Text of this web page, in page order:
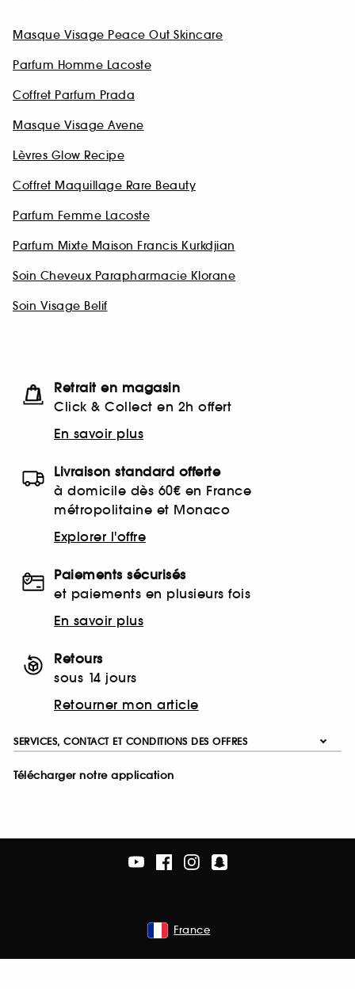
Masque Visage Peace Out Skincare
Parfum Homme Lacoste
Coffret Parfum Prada
Masque Visage Avene
Lèvres Glow Recipe
Coffret Maquillage Rare Beauty
Parfum Femme Lacoste
Parfum Mixte Maison Francis Kurkdjian
Soin Cheveux Parapharmacie Klorane
Soin Visage Belif
Retrait en magasin
Click & Collect en 2h offert
En savoir plus
Livraison standard offerte
à domicile dès 60€ en France
métropolitaine et Monaco
Explorer l'offre
Paiements sécurisés
et paiements en plusieurs fois
En savoir plus
Retours
sous 14 jours
Retourner mon article
SERVICES, CONTACT ET CONDITIONS DES OFFRES
Télécharger notre application
France